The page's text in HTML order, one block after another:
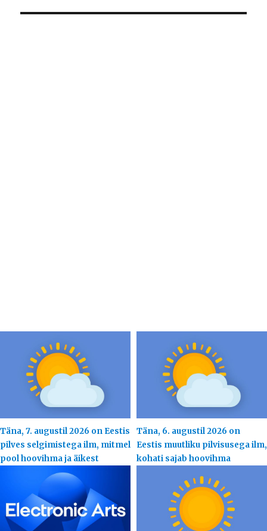
Täna, 7. augustil 2026 on Eestis
pilves selgimistega ilm, mitmel
pool hoovihma ja äikest
Täna, 6. augustil 2026 on
Eestis muutliku pilvisusega ilm,
kohati sajab hoovihma